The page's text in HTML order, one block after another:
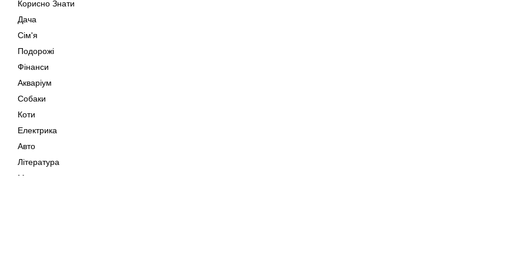
Корисно Знати
Дача
Сім'я
Подорожі
Фінанси
Акваріум
Собаки
Коти
Електрика
Авто
Література
Музика